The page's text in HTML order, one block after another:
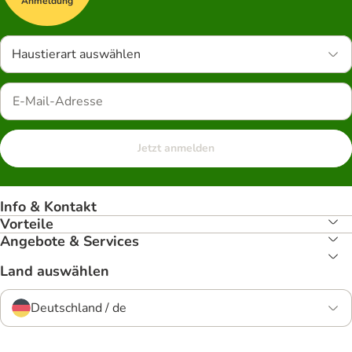
Haustierart auswählen
Jetzt anmelden
Info & Kontakt
Vorteile
Angebote & Services
Land auswählen
Deutschland / de